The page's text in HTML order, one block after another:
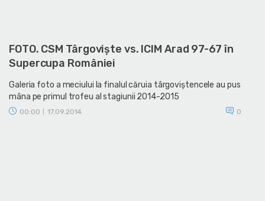
FOTO. CSM Târgovişte vs. ICIM Arad 97-67 în
Supercupa României
Galeria foto a meciului la finalul căruia târgoviştencele au pus
mâna pe primul trofeu al stagiunii 2014-2015
00:00 17.09.2014 0